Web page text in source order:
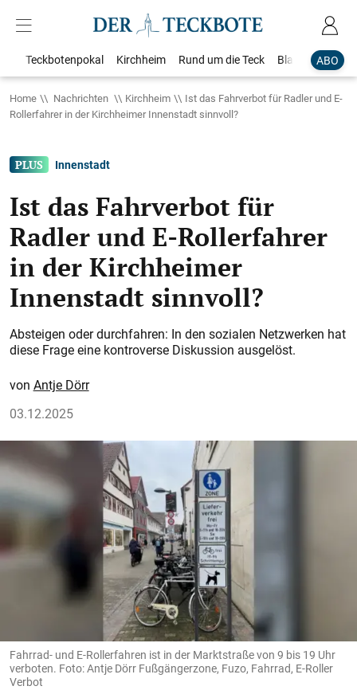
ABO
Teckbotenpokal Kirchheim Rund um die Teck Blaulicht
Home Nachrichten Kirchheim
Ist das Fahrverbot für Radler und E-
Rollerfahrer in der Kirchheimer Innenstadt sinnvoll?
Innenstadt
Ist das Fahrverbot für
Radler und E-Rollerfahrer
in der Kirchheimer
Innenstadt sinnvoll?
Absteigen oder durchfahren: In den sozialen Netzwerken hat
diese Frage eine kontroverse Diskussion ausgelöst.
Antje Dörr
03.12.2025
Fahrrad- und E-Rollerfahren ist in der Marktstraße von 9 bis 19 Uhr
verboten. Foto: Antje Dörr Fußgängerzone, Fuzo, Fahrrad, E-Roller
Verbot